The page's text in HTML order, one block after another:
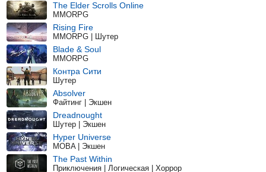
The Elder Scrolls Online
MMORPG
Rising Fire
MMORPG | Шутер
Blade & Soul
MMORPG
Контра Сити
Шутер
Absolver
Файтинг | Экшен
Dreadnought
Шутер | Экшен
Hyper Universe
MOBA | Экшен
The Past Within
Приключения | Логическая | Хоррор